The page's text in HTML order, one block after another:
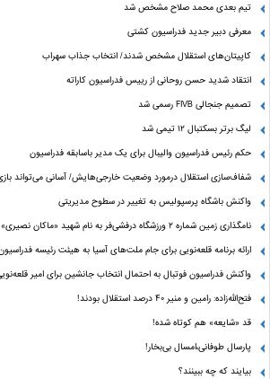
تیم بعدی محمد صلاح مشخص شد
معرفی دبیر جدید فدراسیون کشتی
کاپیتان‌های استقلال مشخص شدند/ انتخاب جذاب سهراب
انتقاد شدید حسن روحانی از رییس فدراسیون کاراته
تصمیم جنجالی FIVB رسمی شد
لیگ برتر بسکتبال ۱۲ تیمی شد
حکم رئیس فدراسیون والیبال برای یک مدیر باسابقه فدراسیون
شفاف‌سازی استقلال درمورد وضعیت خارجی‌هایش/ آسانی می‌تواند
واکنش باشگاه پرسپولیس به تغییر در سطوح مدیریتی
نامگذاری زمین شماره ۲ ورزشگاه درفشی‌فر به نام شهید «ماکان نصیری»
ارائه برنامه‌ قلعه‌نویی برای جام ملت‌های آسیا به هیئت رئیسه
واکنش فدراسیون فوتبال به احتمال انتخاب جانشین برای امیر
فتح‌الله‌زاده: رامین و منیر 40 درصد استقلال بودند!
قد «شایعه» هم کوتاه شده!
پارسال طوفانی،امسال بی‌بخار!
بیایند که چه ببینند؟